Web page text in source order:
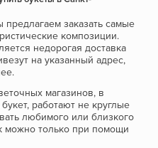
заказать самые
композиции.
недорогая доставка
на указанный адрес,
магазинов, в
работают не круглые
любимого или близкого
можно только при помощи